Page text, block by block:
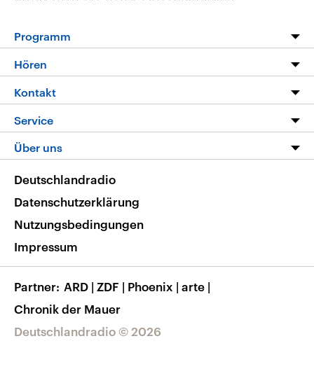
Programm
Die Nachrichten
Nachrichtenleicht
Neue Beiträge auf dlf.de
Hören
Livestream
Podcasts
Deutschlandfunk App
Nachrichten App
Frequenzen
Kontakt
Service
FAQ
Veranstaltungen
Musikliste
RSS
Über uns
Barrierefreiheit
Deutschlandradio © 2026
Deutschlandradio
Datenschutzerklärung
Nutzungsbedingungen
Impressum
Partner ARD | ZDF | Phoenix | arte |
Chronik der Mauer